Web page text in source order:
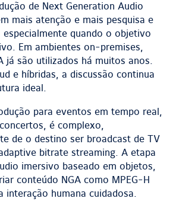
de Next Generation Audio
mais atenção e mais pesquisa e
quando o objetivo
Em ambientes on-premises,
já são utilizados há muitos anos.
e híbridas, a discussão continua
ideal.
para eventos em tempo real,
é complexo,
de o destino ser broadcast de TV
bitrate streaming. A etapa
imersivo baseado em objetos,
conteúdo NGA como MPEG-H
interação humana cuidadosa.